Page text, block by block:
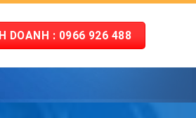
DOANH : 0966 926 488